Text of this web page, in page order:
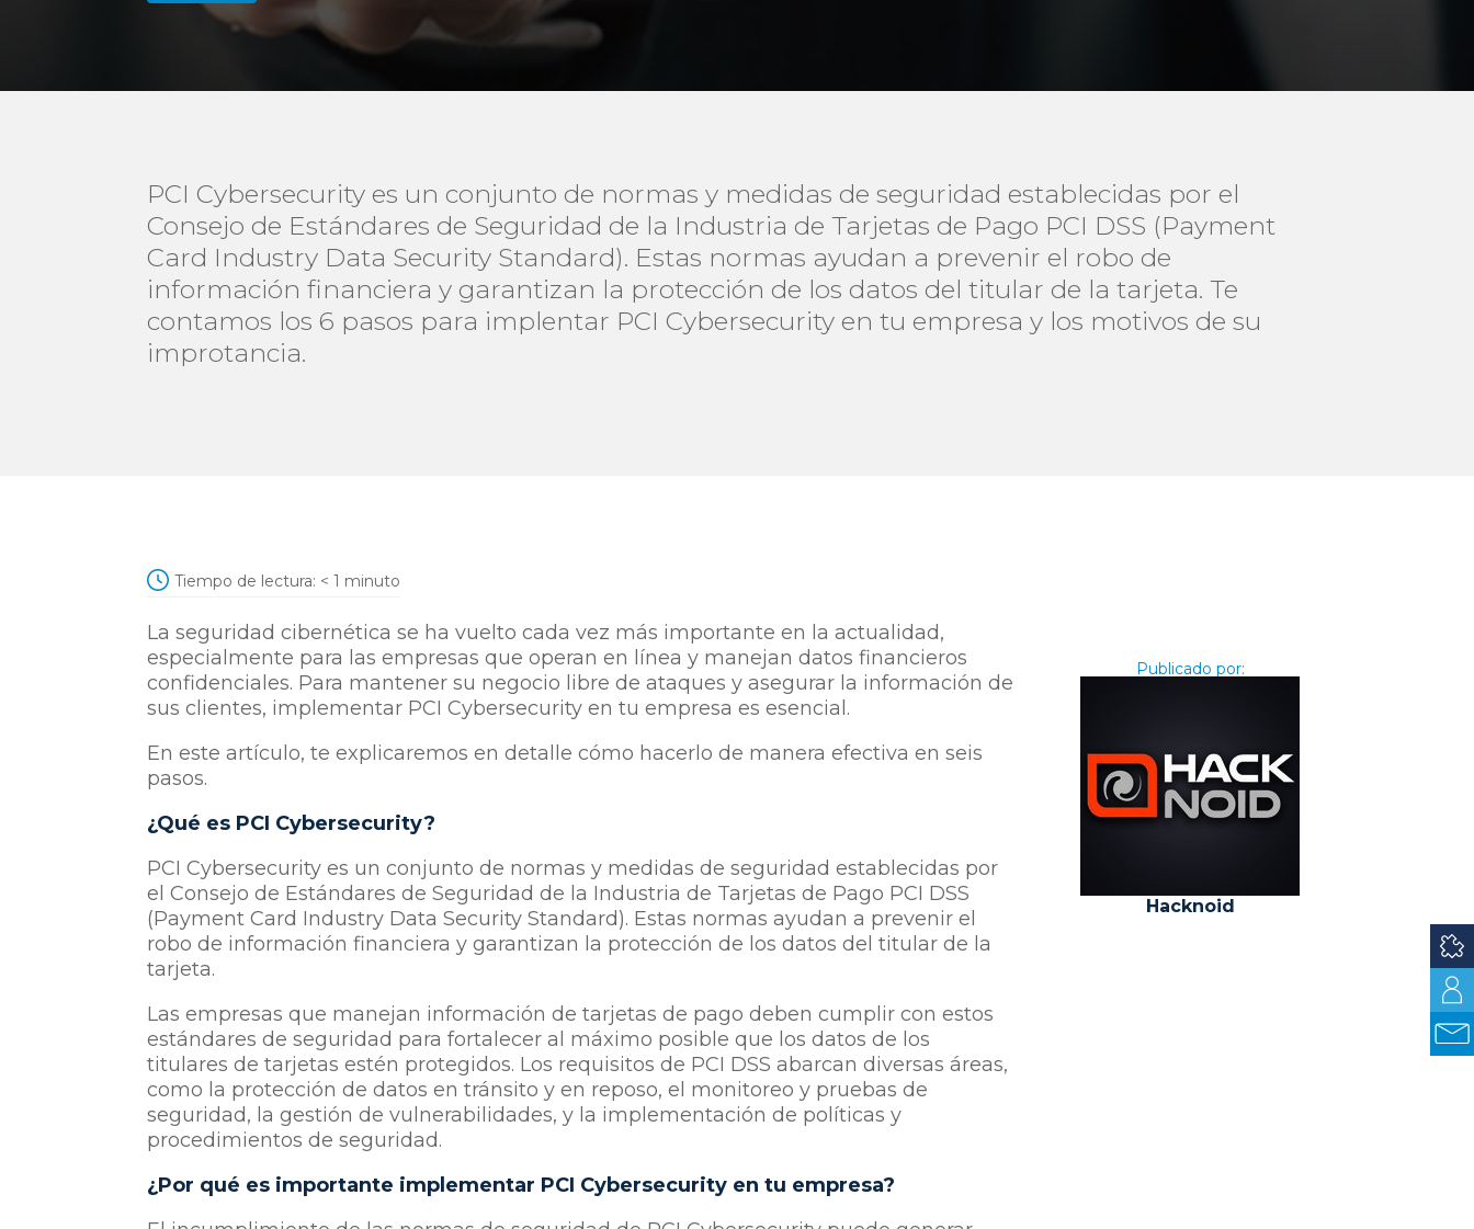
PCI Cybersecurity es un conjunto de normas y medidas de seguridad establecidas por el
Consejo de Estándares de Seguridad de la Industria de Tarjetas de Pago PCI DSS (Payment
Card Industry Data Security Standard). Estas normas ayudan a prevenir el robo de
información financiera y garantizan la protección de los datos del titular de la tarjeta. Te
contamos los 6 pasos para implentar PCI Cybersecurity en tu empresa y los motivos de su
improtancia.
Tiempo de lectura: < 1 minuto
La seguridad cibernética se ha vuelto cada vez más importante en la actualidad,
especialmente para las empresas que operan en línea y manejan datos financieros
confidenciales. Para mantener su negocio libre de ataques y asegurar la información de
sus clientes, implementar PCI Cybersecurity en tu empresa es esencial.
En este artículo, te explicaremos en detalle cómo hacerlo de manera efectiva en seis
pasos.
¿Qué es PCI Cybersecurity?
PCI Cybersecurity es un conjunto de normas y medidas de seguridad establecidas por
el Consejo de Estándares de Seguridad de la Industria de Tarjetas de Pago PCI DSS
(Payment Card Industry Data Security Standard). Estas normas ayudan a prevenir el
robo de información financiera y garantizan la protección de los datos del titular de la
tarjeta.
Las empresas que manejan información de tarjetas de pago deben cumplir con estos
estándares de seguridad para fortalecer al máximo posible que los datos de los
titulares de tarjetas estén protegidos. Los requisitos de PCI DSS abarcan diversas áreas,
como la protección de datos en tránsito y en reposo, el monitoreo y pruebas de
seguridad, la gestión de vulnerabilidades, y la implementación de políticas y
procedimientos de seguridad.
¿Por qué es importante implementar PCI Cybersecurity en tu empresa?
Publicado por:
Hacknoid